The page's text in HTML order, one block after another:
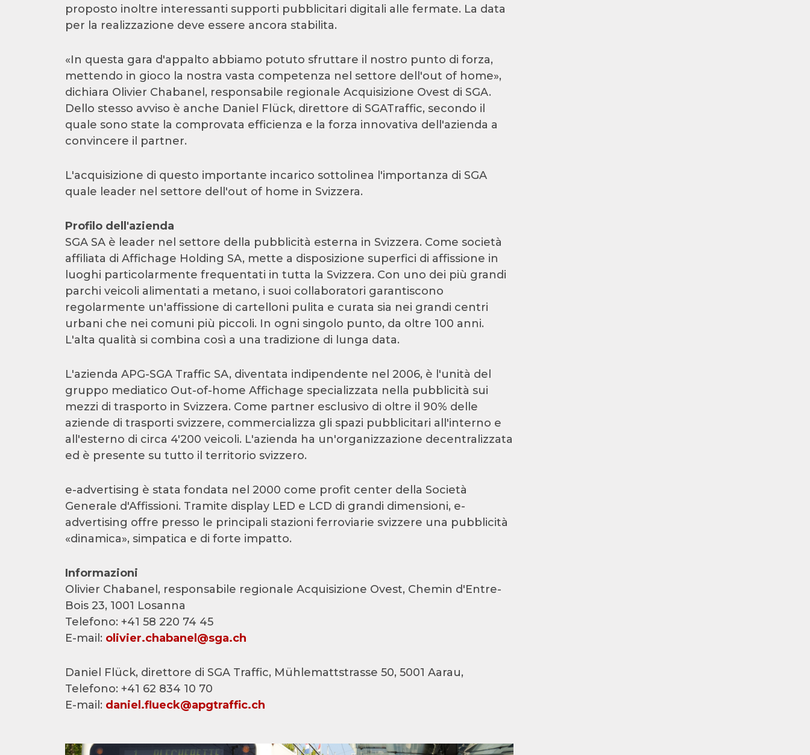
proposto inoltre interessanti supporti pubblicitari digitali alle fermate. La data
per la realizzazione deve essere ancora stabilita.
«In questa gara d'appalto abbiamo potuto sfruttare il nostro punto di forza,
mettendo in gioco la nostra vasta competenza nel settore dell'out of home»,
dichiara Olivier Chabanel, responsabile regionale Acquisizione Ovest di SGA.
Dello stesso avviso è anche Daniel Flück, direttore di SGATraffic, secondo il
quale sono state la comprovata efficienza e la forza innovativa dell'azienda a
convincere il partner.
L'acquisizione di questo importante incarico sottolinea l'importanza di SGA
quale leader nel settore dell'out of home in Svizzera.
Profilo dell'azienda
SGA SA è leader nel settore della pubblicità esterna in Svizzera. Come società
affiliata di Affichage Holding SA, mette a disposizione superfici di affissione in
luoghi particolarmente frequentati in tutta la Svizzera. Con uno dei più grandi
parchi veicoli alimentati a metano, i suoi collaboratori garantiscono
regolarmente un'affissione di cartelloni pulita e curata sia nei grandi centri
urbani che nei comuni più piccoli. In ogni singolo punto, da oltre 100 anni.
L'alta qualità si combina così a una tradizione di lunga data.
L'azienda APG-SGA Traffic SA, diventata indipendente nel 2006, è l'unità del
gruppo mediatico Out-of-home Affichage specializzata nella pubblicità sui
mezzi di trasporto in Svizzera. Come partner esclusivo di oltre il 90% delle
aziende di trasporti svizzere, commercializza gli spazi pubblicitari all'interno e
all'esterno di circa 4'200 veicoli. L'azienda ha un'organizzazione decentralizzata
ed è presente su tutto il territorio svizzero.
e-advertising è stata fondata nel 2000 come profit center della Società
Generale d'Affissioni. Tramite display LED e LCD di grandi dimensioni, e-
advertising offre presso le principali stazioni ferroviarie svizzere una pubblicità
«dinamica», simpatica e di forte impatto.
Informazioni
Olivier Chabanel, responsabile regionale Acquisizione Ovest, Chemin d'Entre-
Bois 23, 1001 Losanna
Telefono: +41 58 220 74 45
E-mail: olivier.chabanel@sga.ch
Daniel Flück, direttore di SGA Traffic, Mühlemattstrasse 50, 5001 Aarau,
Telefono: +41 62 834 10 70
E-mail: daniel.flueck@apgtraffic.ch